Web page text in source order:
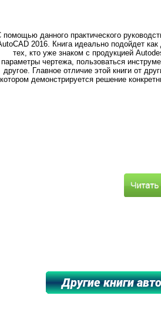
помощью данного практического
2016. Книга идеально подойдет
тех, кто уже знаком с продукцией
параметры чертежа, пользоваться
другое. Главное отличие этой книги от
котором демонстрируется решение